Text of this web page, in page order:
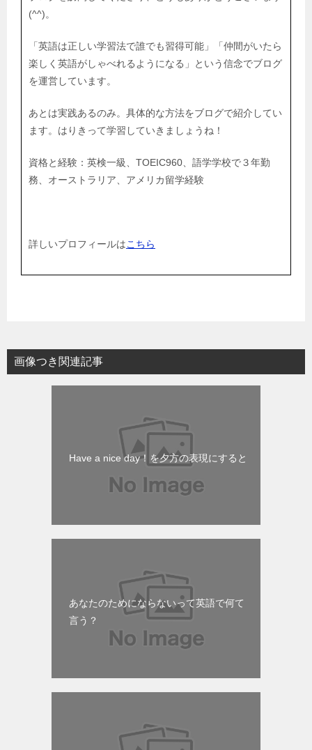
(^^)。
「英語は正しい学習法で誰でも習得可能」「仲間がいたら
楽しく英語がしゃべれるようになる」という信念でブログ
を運営しています。
あとは実践あるのみ。具体的な方法をブログで紹介してい
ます。はりきって学習していきましょうね！
資格と経験：英検一級、TOEIC960、語学学校で３年勤
務、オーストラリア、アメリカ留学経験
詳しいプロフィールはこちら
画像つき関連記事
Have a nice day！を夕方の表現にすると
あなたのためにならないって英語で何て
言う？